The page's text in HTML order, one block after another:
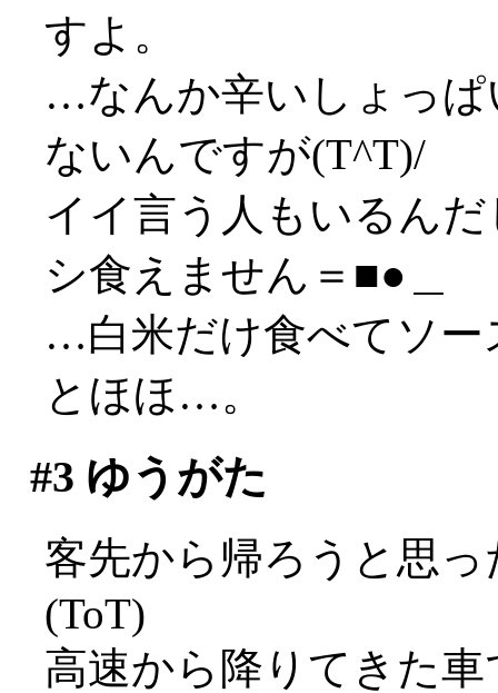
すよ。
…なんか辛いしょっぱ
ないんですが(T^T)/
イイ言う人もいるん
シ食えません＝■●＿
…白米だけ食べてソー
とほほ…。
#3 ゆうがた
客先から帰ろうと思
(ToT)
高速から降りてきた